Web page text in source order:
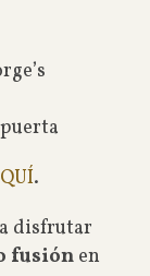
.
disfrutar
fusiónen